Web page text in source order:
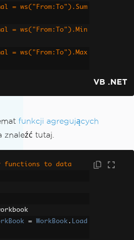
= ws("From:To").Sum
= ws("From:To").Min
= ws("From:To").Max
VB .NET
funkcji agregujących
znaleźć tutaj.
functions to data
= WorkBook . Load